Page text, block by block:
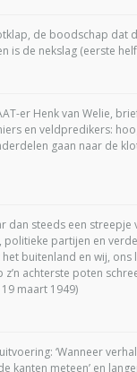
de boodschap dat
is de nekslag (eerste
er Henk van Welie,
en veldpredikers:
gaan naar de
dan steeds een
politieke partijen en
buitenland en wij, ons
achterste poten
maart 1949)
‘Wanneer
kanten meteen’ en